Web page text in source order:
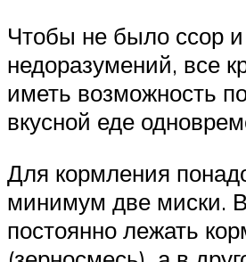
Чтобы не было ссор и
недоразумений, все
иметь возможность
вкусной еде
Для кормления
минимум две миски.
постоянно лежать